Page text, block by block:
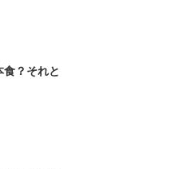
食？それと